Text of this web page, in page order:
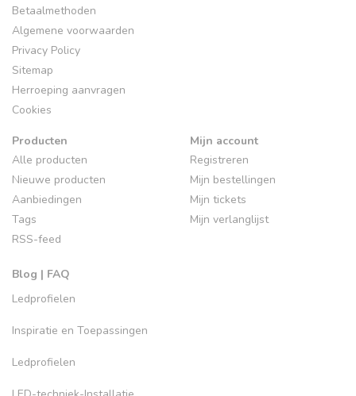
Betaalmethoden
Algemene voorwaarden
Privacy Policy
Sitemap
Herroeping aanvragen
Cookies
Producten
Alle producten
Nieuwe producten
Aanbiedingen
Tags
RSS-feed
Blog | FAQ
Ledprofielen
Inspiratie en Toepassingen
Ledprofielen
Mijn account
Registreren
Mijn bestellingen
Mijn tickets
Mijn verlanglijst